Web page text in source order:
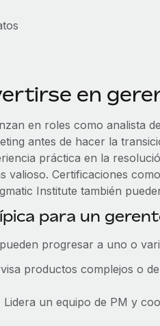
en
en roles como analista
antes de hacer la
práctica en la
valioso. Certificaciones
Institute también
para un
progresar a uno o
productos complejos o
Lidera un equipo de PM y